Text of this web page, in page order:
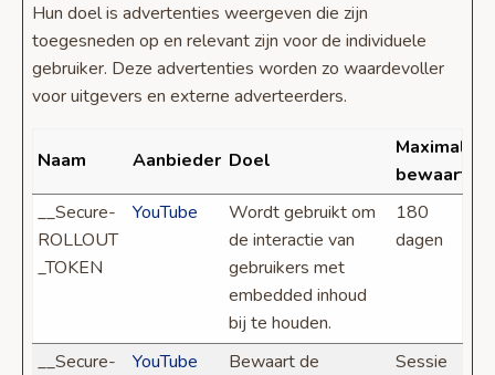
Hun doel is advertenties weergeven die zijn
toegesneden op en relevant zijn voor de individuele
gebruiker. Deze advertenties worden zo waardevoller
voor uitgevers en externe adverteerders.
Naam Aanbieder Doel
Maximale
__Secure-
ROLLOUT
_TOKEN
YouTube
Wordt gebruikt om
de interactie van
gebruikers met
embedded inhoud
bij te houden.
180
dagen
__Secure-
YouTube
Bewaart de
Sessie